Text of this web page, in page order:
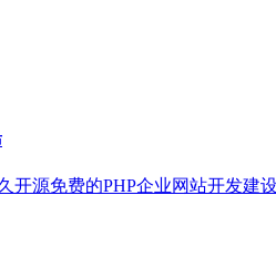
开源免费的PHP企业网站开发建